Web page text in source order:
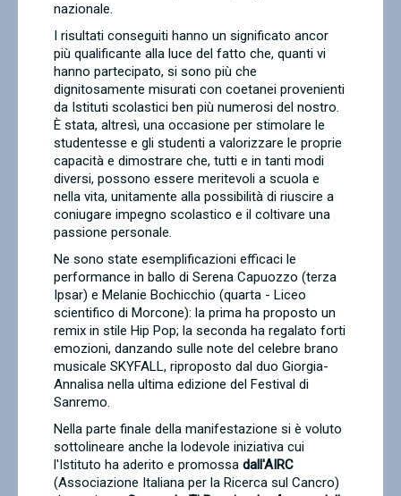
nazionale.
I risultati conseguiti hanno un significato ancor
più qualificante alla luce del fatto che, quanti vi
hanno partecipato, si sono più che
dignitosamente misurati con coetanei provenienti
da Istituti scolastici ben più numerosi del nostro.
È stata, altresì, una occasione per stimolare le
studentesse e gli studenti a valorizzare le proprie
capacità e dimostrare che, tutti e in tanti modi
diversi, possono essere meritevoli a scuola e
nella vita, unitamente alla possibilità di riuscire a
coniugare impegno scolastico e il coltivare una
passione personale.
Ne sono state esemplificazioni efficaci le
performance in ballo di Serena Capuozzo (terza
Ipsar) e Melanie Bochicchio (quarta - Liceo
scientifico di Morcone): la prima ha proposto un
remix in stile Hip Pop; la seconda ha regalato forti
emozioni, danzando sulle note del celebre brano
musicale SKYFALL, riproposto dal duo Giorgia-
Annalisa nella ultima edizione del Festival di
Sanremo.
Nella parte finale della manifestazione si è voluto
sottolineare anche la lodevole iniziativa cui
l'Istituto ha aderito e promossa dall'AIRC
(Associazione Italiana per la Ricerca sul Cancro)